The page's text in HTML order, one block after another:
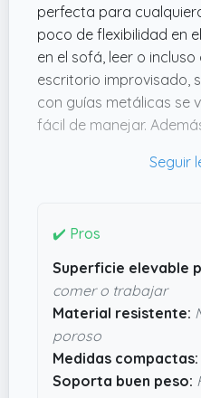
perfecta para
poco de flexibilidad en
en el sofá, leer o
escritorio improvisado,
con guías metálicas se
fácil de manejar.
la hacen
Lo que me parece
con una superficie no
montón la limpieza,
en muebles de uso
30 kg cerrada, así que
problemas. La verdad,
pero funcional que no
✔️ Pros
Superficie elevable
comer o trabajar
Material resistente:
poroso
Medidas compactas:
Soporta buen peso: